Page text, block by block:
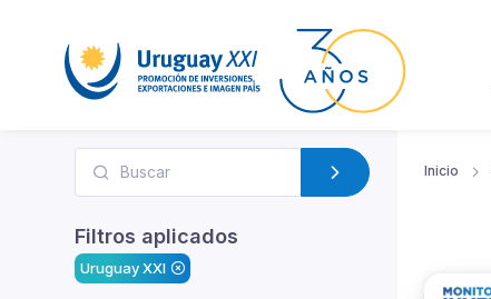
Filtros aplicados
Uruguay XXI
Inicio